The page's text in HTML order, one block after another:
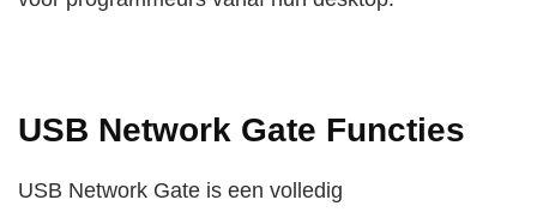
USB Network Gate Functies
USB Network Gate is een volledig